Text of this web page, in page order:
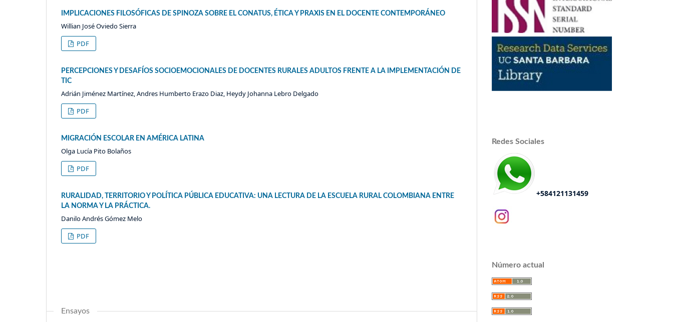
IMPLICACIONES FILOSÓFICAS DE SPINOZA SOBRE EL CONATUS, ÉTICA Y PRAXIS EN EL DOCENTE CONTEMPORÁNEO
Willian José Oviedo Sierra
PDF
PERCEPCIONES Y DESAFÍOS SOCIOEMOCIONALES DE DOCENTES RURALES ADULTOS FRENTE A LA IMPLEMENTACIÓN DE
TIC
Adrián Jiménez Martínez, Andres Humberto Erazo Diaz, Heydy Johanna Lebro Delgado
PDF
MIGRACIÓN ESCOLAR EN AMÉRICA LATINA
Olga Lucía Pito Bolaños
PDF
RURALIDAD, TERRITORIO Y POLÍTICA PÚBLICA EDUCATIVA: UNA LECTURA DE LA ESCUELA RURAL COLOMBIANA ENTRE
LA NORMA Y LA PRÁCTICA.
Danilo Andrés Gómez Melo
PDF
Ensayos
Redes Sociales
+584121131459
Número actual